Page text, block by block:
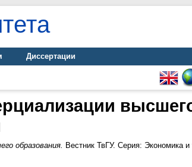
Диссертации
образования. Вестник ТвГУ. Серия: Экономика и